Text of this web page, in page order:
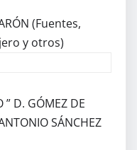
(Fuentes,
y otros)
” D. GÓMEZ DE
SÁNCHEZ